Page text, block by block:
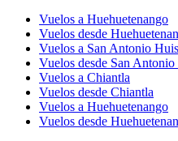
Vuelos a Huehuetenango
Vuelos desde
Vuelos a San Antonio
Vuelos desde San Antonio
Vuelos a Chiantla
Vuelos desde Chiantla
Vuelos a Huehuetenango
Vuelos desde